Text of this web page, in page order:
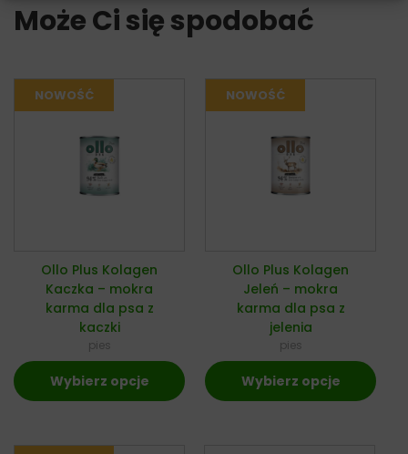
Może Ci się spodobać
Ollo Plus Kolagen
Kaczka – mokra
karma dla psa z
kaczki
pies
Wybierz opcje
Ollo Plus Kolagen
Jeleń – mokra
karma dla psa z
jelenia
pies
Wybierz opcje